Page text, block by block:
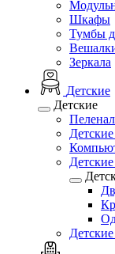
Шкафы
Тумбы
Зеркала
Детские
Детские